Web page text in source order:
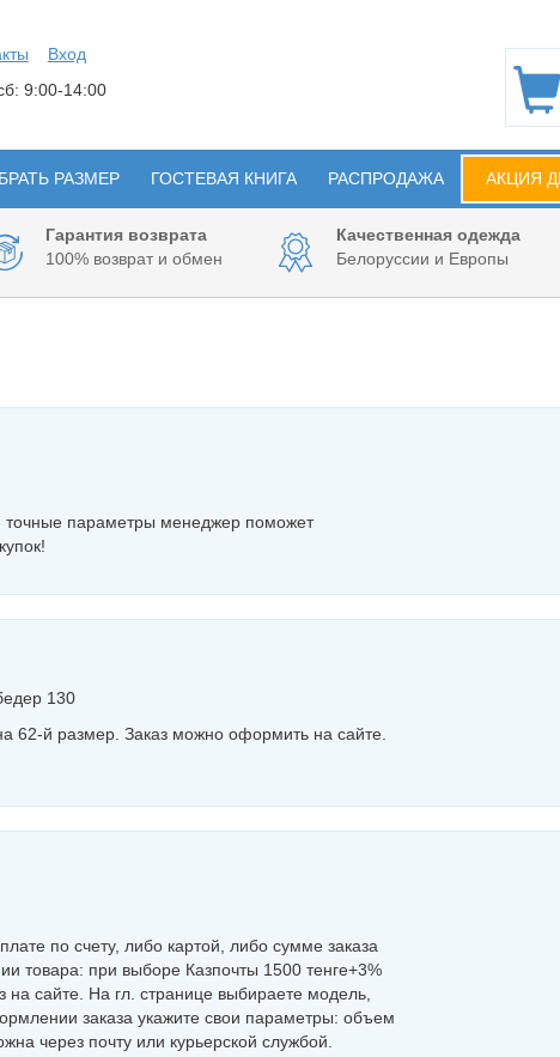
Вход
9:00-14:00
РАЗМЕР ГОСТЕВАЯ КНИГА РАСПРОДАЖА АКЦИЯ
Гарантия возврата
100% возврат и обмен
Качественная одежда
Белоруссии и Европы
точные параметры менеджер поможет
130
й размер. Заказ можно оформить на сайте.
по счету, либо картой, либо сумме заказа
товара: при выборе Казпочты 1500 тенге+3%
сайте. На гл. странице выбираете модель,
заказа укажите свои параметры: объем
через почту или курьерской службой.